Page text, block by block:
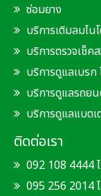
ซ่อมยาง
บริการเติมลมไน
บริการตรวจเช็ค
บริการดูแลเบร
บริการดูแลรถย
บริการดูแลแบตเ
ติดต่อเรา
092 108 4444
095 256 2014